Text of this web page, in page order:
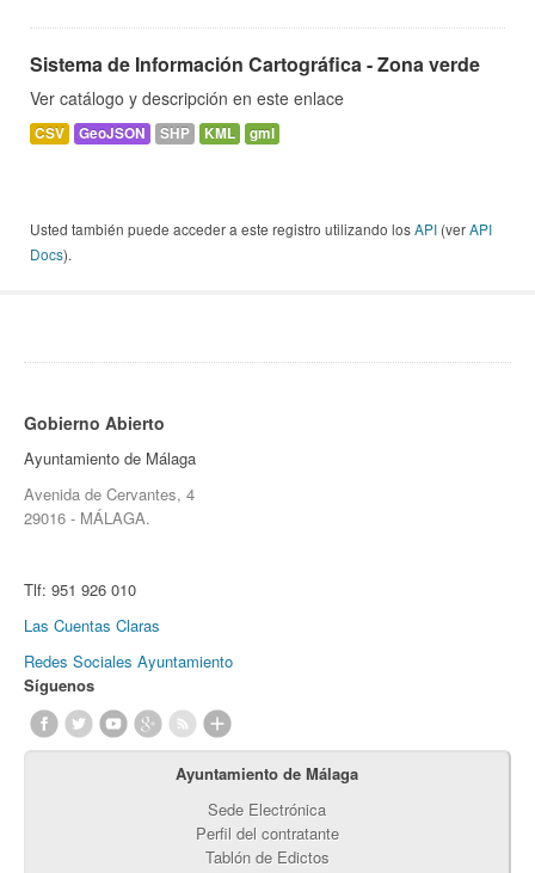
Sistema de Información Cartográfica - Zona verde
Ver catálogo y descripción en este enlace
CSV GeoJSON SHP KML gml
Usted también puede acceder a este registro utilizando losAPI (verAPI
Docs).
Gobierno Abierto
Ayuntamiento de Málaga
Avenida de Cervantes, 4
29016 - MÁLAGA.
Tlf: 951 926 010
Las Cuentas Claras
Redes Sociales Ayuntamiento
Síguenos
Ayuntamiento de Málaga
Sede Electrónica
Perfil del contratante
Tablón de Edictos